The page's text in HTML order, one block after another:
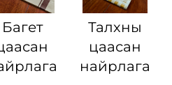
Багет
Талхны
цаасан
найрлага